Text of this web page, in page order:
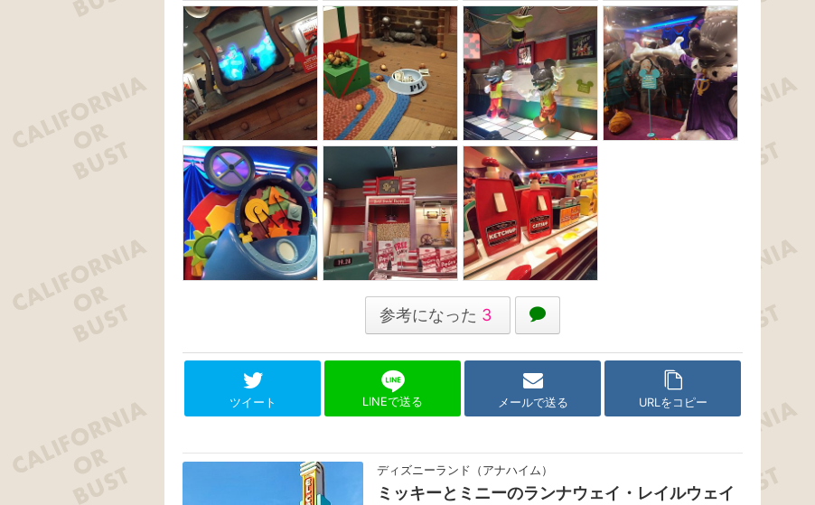
参考になった 3
ツイート LINEで送る メールで送る URLをコピー
ディズニーランド（アナハイム）
ミッキーとミニーのランナウェイ・レイルウェイ